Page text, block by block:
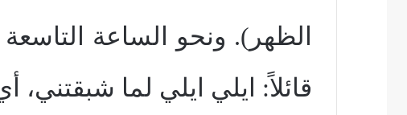
الظهر). ونحو الساعة
قائلاً: ايلي ايلي لما شبقتني،